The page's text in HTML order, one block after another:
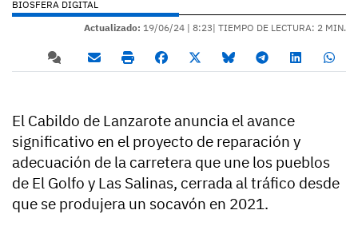
BIOSFERA DIGITAL
Actualizado: 19/06/24 | 8:23| TIEMPO DE LECTURA: 2 MIN.
El Cabildo de Lanzarote anuncia el avance
significativo en el proyecto de reparación y
adecuación de la carretera que une los pueblos
de El Golfo y Las Salinas, cerrada al tráfico desde
que se produjera un socavón en 2021.